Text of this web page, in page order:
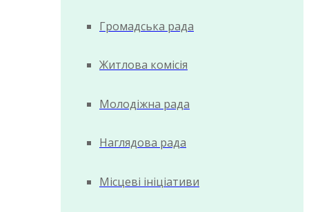
Громадська рада
Житлова комісія
Молодіжна рада
Наглядова рада
Місцеві ініціативи